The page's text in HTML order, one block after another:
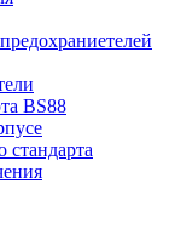
BS88
стандарта